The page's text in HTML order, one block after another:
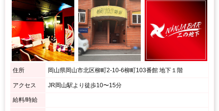
住所 岡山県岡山市北区柳町2-10-6柳町103番館 地下１階
アクセス JR岡山駅より徒歩10〜15分
給料/時給